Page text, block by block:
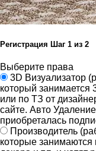
Регистрация Шаг 1 из 2
Выберите права
3D Визуализатор
который занимается
или по ТЗ от
сайте. Авто
приобреталась
Производитель
которые